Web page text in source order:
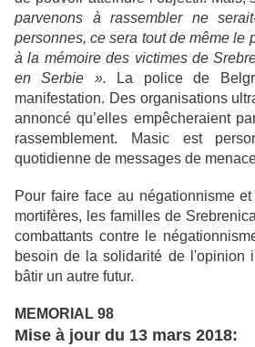
parvenons à rassembler ne
personnes, ce sera tout de même le
à la mémoire des victimes de
en Serbie ».
La police de
manifestation. Des organisations
annoncé qu’elles empêcheraient
rassemblement. Masic est
quotidienne de messages de
Pour faire face au négationnisme
mortifères, les familles de
combattants contre le
besoin de la solidarité de l'opinion
bâtir un autre futur.
MEMORIAL 98
Mise à jour du 13 mars 2018: